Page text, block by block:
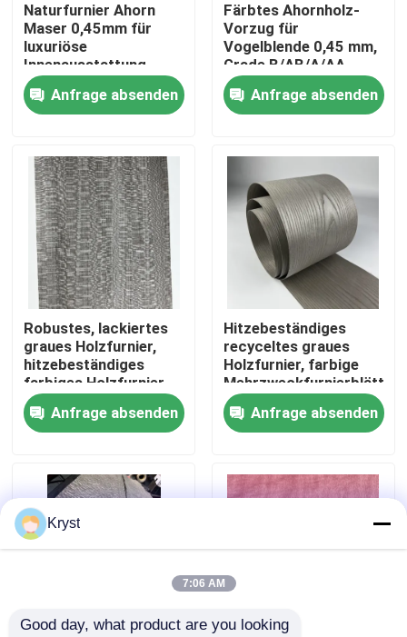
Zu Hause
Produkte
Videos
Über uns
Werksbesichtigung
Qualitätskontrolle
Neuigkeiten
Bitte um ein Angebot
Naturfurnier Ahorn
Maser 0,45mm für
luxuriöse
Innenausstattung
Anfrage absenden
Färbtes Ahornholz-
Vorzug für
Vogelblende 0,45 mm,
Grade B/AB/A/AA
Anfrage absenden
Robustes, lackiertes
graues Holzfurnier,
hitzebeständiges
farbiges Holzfurnier
Anfrage absenden
Hitzebeständiges
recyceltes graues
Holzfurnier, farbige
Mehrzweckfurnierblätter
Anfrage absenden
Kryst
7:06 AM
Good day, what product are you looking